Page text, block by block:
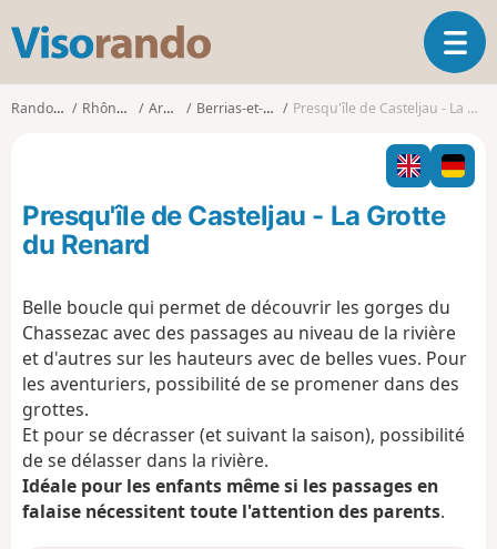
s
o
o
O
u
i
r
l
g
a
t
o
n
Randonnées Rhône-Alpes Ardèche Berrias-et-Casteljau Presqu'île de Casteljau - La Grotte du Renard
Presqu'île de Casteljau - La Grotte
du Renard
Belle boucle qui permet de découvrir les gorges du
Chassezac avec des passages au niveau de la rivière
et d'autres sur les hauteurs avec de belles vues. Pour
les aventuriers, possibilité de se promener dans des
grottes.
Et pour se décrasser (et suivant la saison), possibilité
de se délasser dans la rivière.
Idéale pour les enfants même si les passages en
falaise nécessitent toute l'attention des parents.